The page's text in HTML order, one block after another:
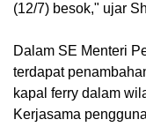
(12/7) besok," ujar
Dalam SE Menteri
terdapat
kapal ferry dalam
Kerjasama